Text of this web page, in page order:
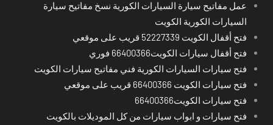
عمل مفاتيح سيارة السيارات الكورية نسخ مفاتيح سيارة
السيارات الكورية الكويت
فتح أقفال الكويت 52227339 قريب على موقعي
فتح أقفال سيارات الكويت66400366 فوري
فتح سيارات السيارات الكورية فني مفاتيح سيارات الكويت
فتح سيارات الكويت 66400366 قريب على موقعي
فتح سيارات الكويت66400366
فتح سيارات و ابواب سيارات من كل الموديلات بالكويت